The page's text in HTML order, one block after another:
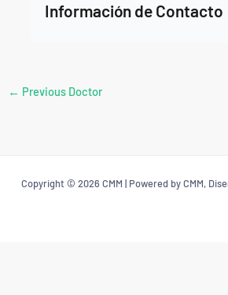
Información de Contacto
← Previous Doctor
Copyright © 2026 CMM | Powered by CMM,